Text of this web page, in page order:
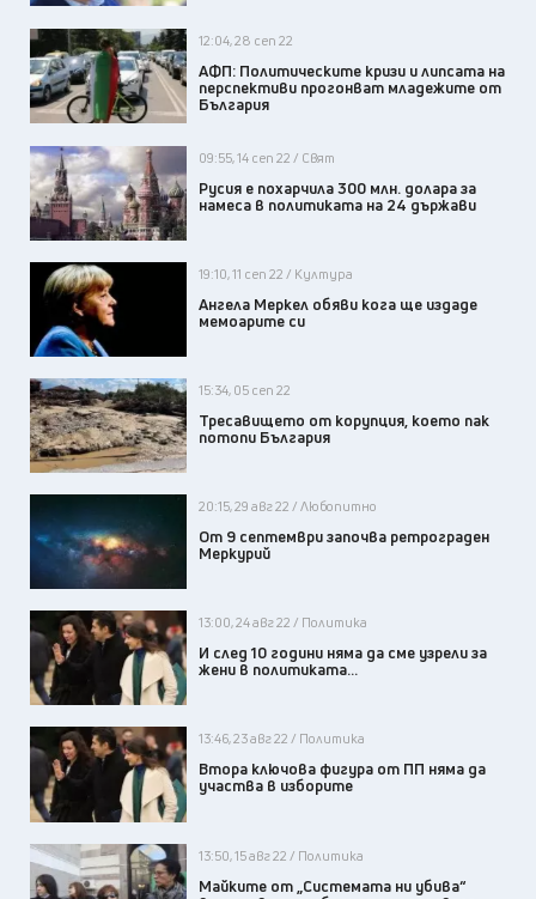
12:04, 28 сеп 22
АФП: Политическите кризи и липсата на
перспективи прогонват младежите от
България
09:55, 14 сеп 22 / Свят
Русия е похарчила 300 млн. долара за
намеса в политиката на 24 държави
19:10, 11 сеп 22 / Култура
Ангела Меркел обяви кога ще издаде
мемоарите си
15:34, 05 сеп 22
Тресавището от корупция, което пак
потопи България
20:15, 29 авг 22 / Любопитно
От 9 септември започва ретрограден
Меркурий
13:00, 24 авг 22 / Политика
И след 10 години няма да сме узрели за
жени в политиката…
13:46, 23 авг 22 / Политика
Втора ключова фигура от ПП няма да
участва в изборите
13:50, 15 авг 22 / Политика
Майките от „Системата ни убива“